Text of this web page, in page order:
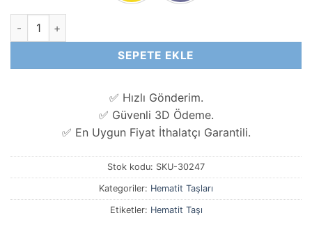
6x6 MM Küp Hematit Doğal Taş Boncuk adet
SEPETE EKLE
✅ Hızlı Gönderim.
✅ Güvenli 3D Ödeme.
✅ En Uygun Fiyat İthalatçı Garantili.
Stok kodu: SKU-30247
Kategoriler: Hematit Taşları
Etiketler: Hematit Taşı